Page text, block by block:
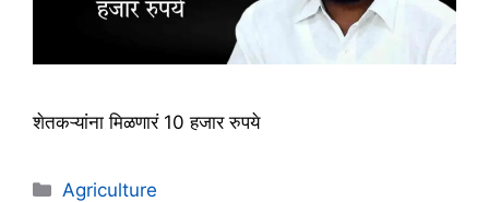
शेतकऱ्यांना मिळणारं 10 हजार रुपये
Categories
Agriculture